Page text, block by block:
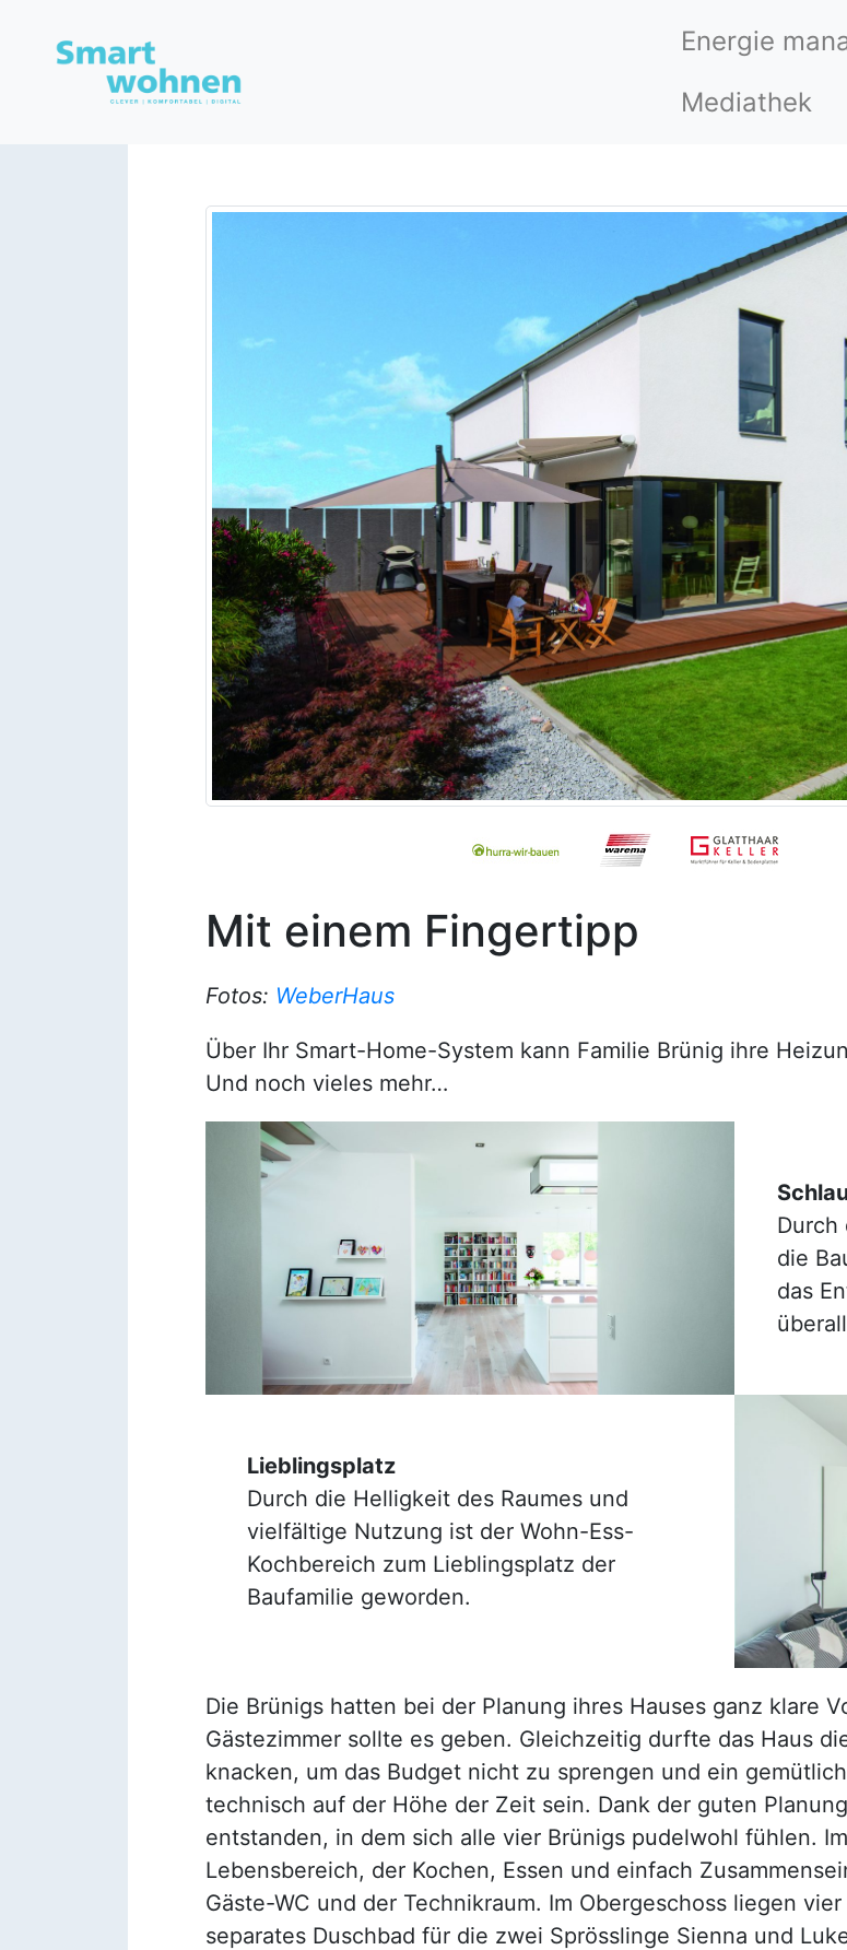
Energie
Mediathek
Mit einem Fingertipp
Fotos: WeberHaus
Über Ihr Smart-Home-System kann Familie Brünig ihre
Und noch vieles mehr…
Durch
die
das
Lieblingsplatz
Durch die Helligkeit des Raumes und
vielfältige Nutzung ist der Wohn-Ess-
Kochbereich zum Lieblingsplatz der
Baufamilie geworden.
Die Brünigs hatten bei der Planung ihres Hauses ganz klare
Gästezimmer sollte es geben. Gleichzeitig durfte das Haus
knacken, um das Budget nicht zu sprengen und ein
technisch auf der Höhe der Zeit sein. Dank der guten
entstanden, in dem sich alle vier Brünigs pudelwohl fühlen.
Lebensbereich, der Kochen, Essen und einfach
Gäste-WC und der Technikraum. Im Obergeschoss liegen
separates Duschbad für die zwei Sprösslinge Sienna und